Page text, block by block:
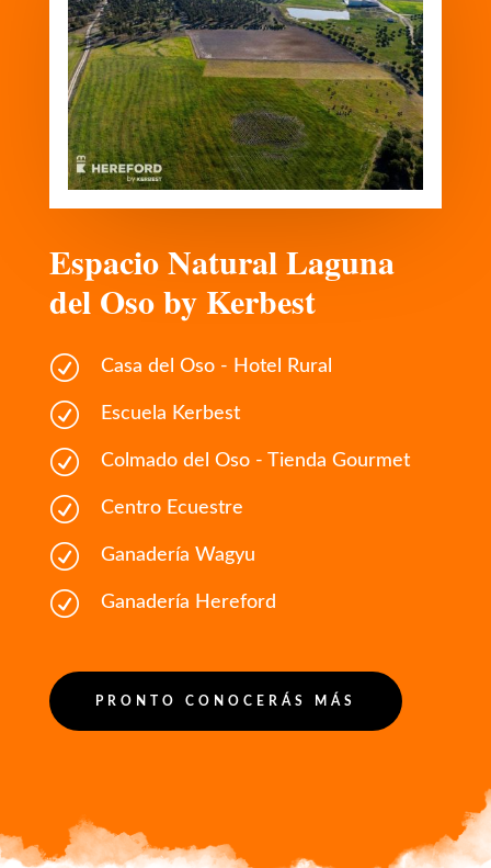
Espacio Natural Laguna
del Oso by Kerbest
R Casa del Oso - Hotel Rural
R Escuela Kerbest
R Colmado del Oso - Tienda Gourmet
R Centro Ecuestre
R Ganadería Wagyu
R Ganadería Hereford
PRONTO CONOCERÁS MÁS